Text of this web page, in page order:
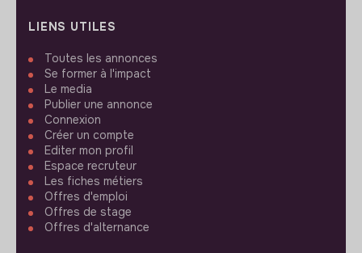
LIENS UTILES
Toutes les annonces
Se former à l'impact
Le media
Publier une annonce
Connexion
Créer un compte
Editer mon profil
Espace recruteur
Les fiches métiers
Offres d'emploi
Offres de stage
Offres d'alternance